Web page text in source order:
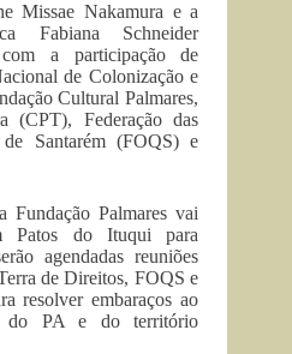
Missae Nakamura e a
Fabiana Schneider
a participação de
de Colonização e
Cultural Palmares,
(CPT), Federação das
de Santarém (FOQS) e
Palmares vai
Patos do Ituqui para
agendadas reuniões
de Direitos, FOQS e
resolver embaraços ao
do PA e do território